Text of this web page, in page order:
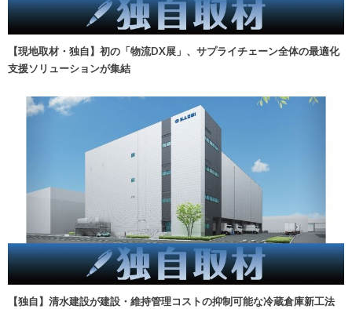
【現地取材・独自】初の「物流DX展」、サプライチェーン全体の最適化
支援ソリューションが集結
【独自】清水建設が建設・維持管理コストの抑制可能な冷蔵倉庫新工法